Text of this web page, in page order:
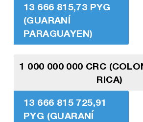
13 666 815,73 PYG
(GUARANÍ
PARAGUAYEN)
1 000 000 000 CRC
RICA)
13 666 815 725,91
PYG (GUARANÍ